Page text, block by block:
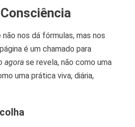
nos dá fórmulas, mas nos
é um chamado para
agorase revela, não como uma
uma prática viva, diária,